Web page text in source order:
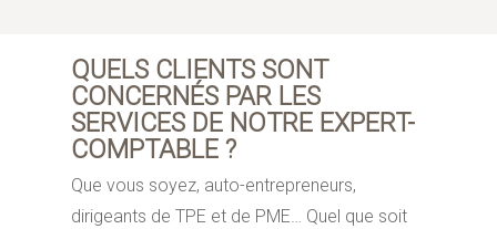
QUELS CLIENTS SONT
CONCERNÉS PAR LES
SERVICES DE NOTRE EXPERT-
COMPTABLE ?
Que vous soyez, auto-entrepreneurs,
dirigeants de TPE et de PME… Quel que soit